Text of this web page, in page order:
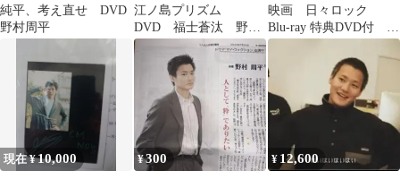
純平、考え直せ DVD
野村周平
江ノ島プリズム
DVD 福士蒼汰 野村
周平 本田翼
映画 日々ロック
Blu-ray 特典DVD付 野
村周平 二階堂ふみ
現在 ¥10,000 ¥300 ¥ 12,600